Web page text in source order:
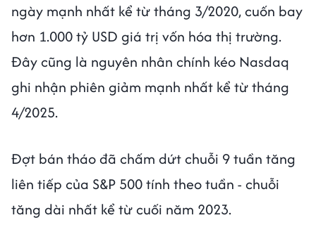
ngày mạnh nhất kể từ tháng 3/2020, cuốn bay
hơn 1.000 tỷ USD giá trị vốn hóa thị trường.
Đây cũng là nguyên nhân chính kéo Nasdaq
ghi nhận phiên giảm mạnh nhất kể từ tháng
4/2025.
Đợt bán tháo đã chấm dứt chuỗi 9 tuần tăng
liên tiếp của S&P 500 tính theo tuần - chuỗi
tăng dài nhất kể từ cuối năm 2023.